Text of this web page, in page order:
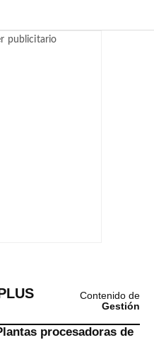
Contenido de
Gestión
procesadoras de